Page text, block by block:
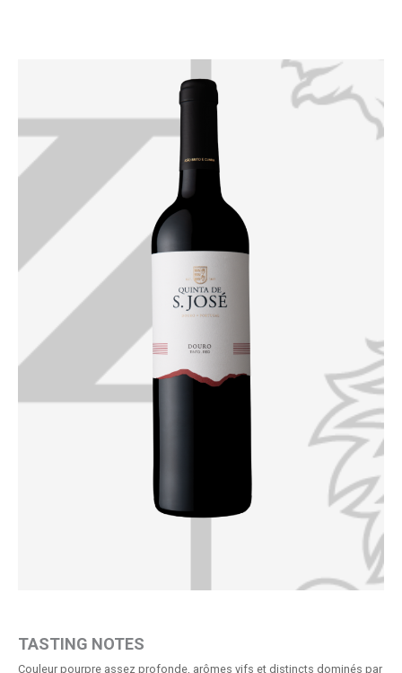
TASTING NOTES
Couleur pourpre assez profonde, arômes vifs et distincts dominés par